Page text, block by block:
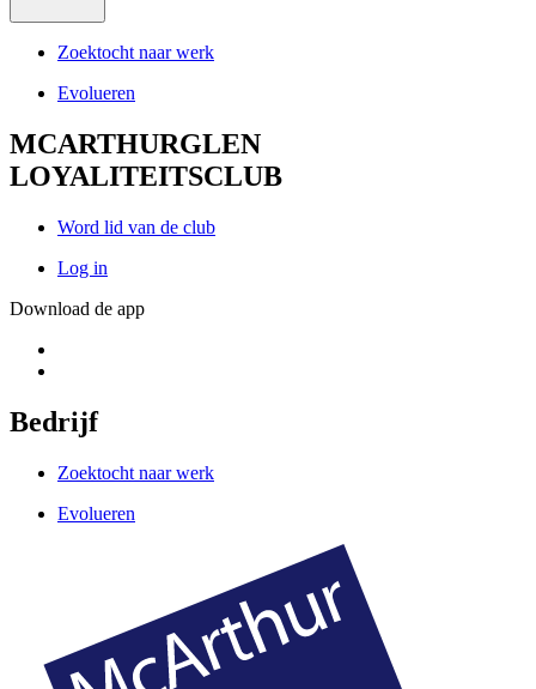
Zoektocht naar werk
Evolueren
MCARTHURGLEN
LOYALITEITSCLUB
Word lid van de club
Log in
Download de app
Bedrijf
Zoektocht naar werk
Evolueren